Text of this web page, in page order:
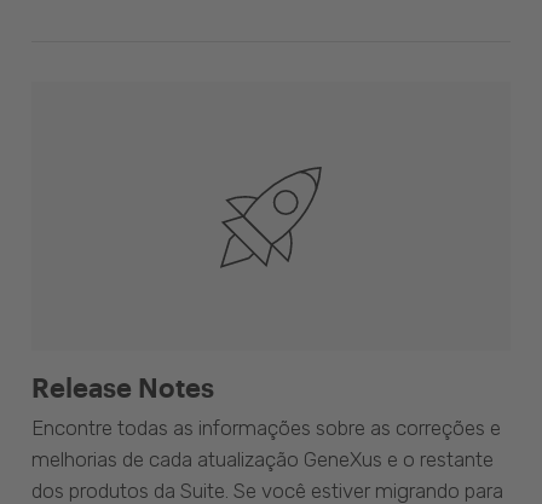
Release Notes
Encontre todas as informações sobre as correções e
melhorias de cada atualização GeneXus e o restante
dos produtos da Suite. Se você estiver migrando para